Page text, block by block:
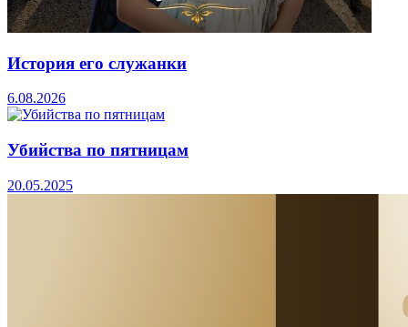
История его служанки
6.08.2026
Убийства по пятницам
20.05.2025